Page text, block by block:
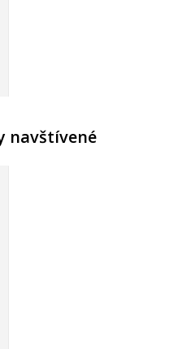
navštívené